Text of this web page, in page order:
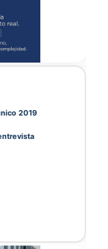
2019